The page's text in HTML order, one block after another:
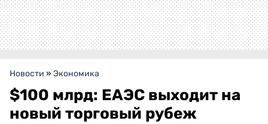
Новости » Экономика
$100 млрд: ЕАЭС выходит на
новый торговый рубеж